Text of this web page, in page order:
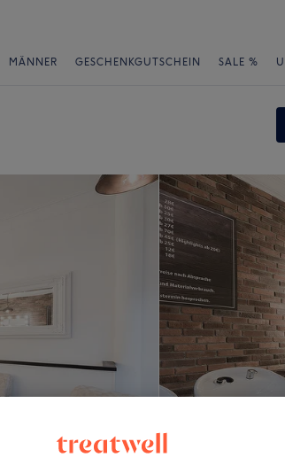
MÄNNER GESCHENKGUTSCHEIN SALE %